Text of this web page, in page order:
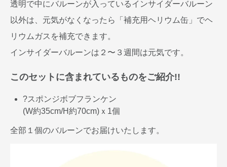
透明で中にバルーンが入っているインサイダーバルーン
以外は、元気がなくなったら「補充用ヘリウム缶」でヘ
リウムガスを補充できます。
インサイダーバルーンは２〜３週間は元気です。
このセットに含まれているものをご紹介!!
?スポンジボブフランケン
(W約35cm/H約70cm)ｘ1個
全部１個のバルーンでお届けいたします。